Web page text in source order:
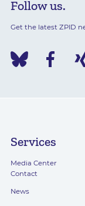
Follow us.
Get the latest ZPID
Services
Media Center
Contact
News